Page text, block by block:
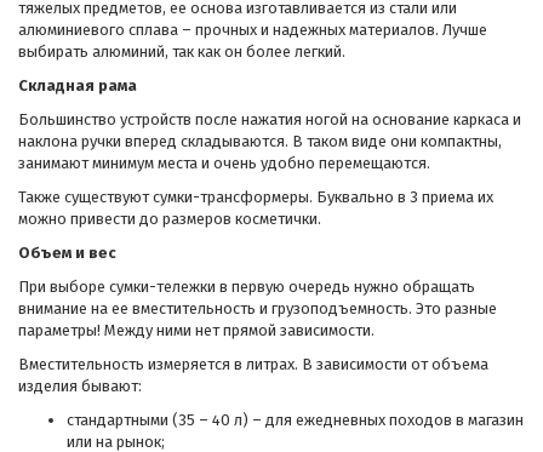
тяжелых предметов, ее основа изготавливается из стали или
алюминиевого сплава – прочных и надежных материалов. Лучше
выбирать алюминий, так как он более легкий.
Складная рама
Большинство устройств после нажатия ногой на основание каркаса и
наклона ручки вперед складываются. В таком виде они компактны,
занимают минимум места и очень удобно перемещаются.
Также существуют сумки-трансформеры. Буквально в 3 приема их
можно привести до размеров косметички.
Объем и вес
При выборе сумки-тележки в первую очередь нужно обращать
внимание на ее вместительность и грузоподъемность. Это разные
параметры! Между ними нет прямой зависимости.
Вместительность измеряется в литрах. В зависимости от объема
изделия бывают:
стандартными (35 – 40 л) – для ежедневных походов в магазин
или на рынок;